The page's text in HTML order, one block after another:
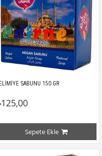
SABUNU 150 GR
Sepete Ekle